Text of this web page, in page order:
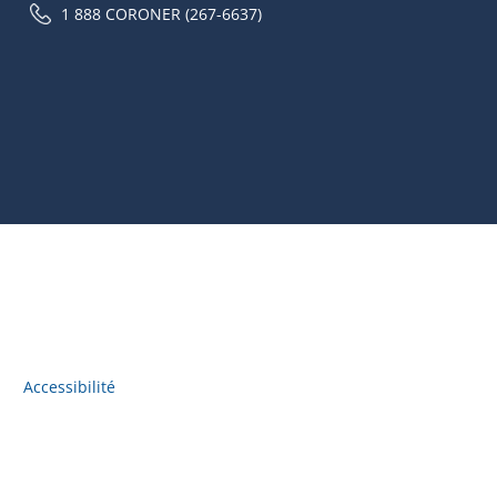
1 888 CORONER (267-6637)
Accessibilité